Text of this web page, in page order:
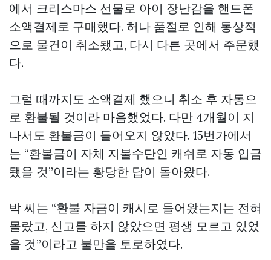
에서 크리스마스 선물로 아이 장난감을 핸드폰
소액결제로 구매했다. 허나 품절로 인해 통상적
으로 물건이 취소됐고, 다시 다른 곳에서 주문했
다.
그럴 때까지도 소액결제 했으니 취소 후 자동으
로 환불될 것이라 마음했었다. 다만 4개월이 지
나서도 환불금이 들어오지 않았다. 15번가에서
는 “환불금이 자체 지불수단인 캐쉬로 자동 입금
됐을 것”이라는 황당한 답이 돌아왔다.
박 씨는 “환불 자금이 캐시로 들어왔는지는 전혀
몰랐고, 신고를 하지 않았으면 평생 모르고 있었
을 것”이라고 불만을 토로하였다.